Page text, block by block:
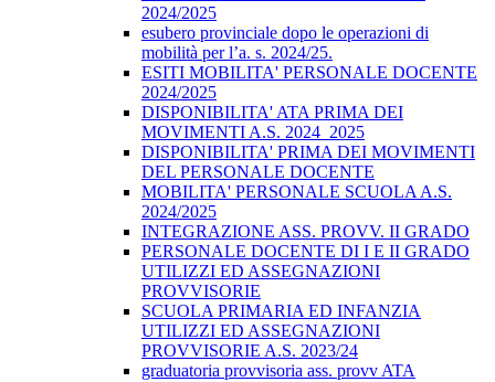
2024/2025
esubero provinciale dopo le operazioni di
mobilità per l’a. s. 2024/25.
ESITI MOBILITA' PERSONALE DOCENTE
2024/2025
DISPONIBILITA' ATA PRIMA DEI
MOVIMENTI A.S. 2024_2025
DISPONIBILITA' PRIMA DEI MOVIMENTI
DEL PERSONALE DOCENTE
MOBILITA' PERSONALE SCUOLA A.S.
2024/2025
INTEGRAZIONE ASS. PROVV. II GRADO
PERSONALE DOCENTE DI I E II GRADO
UTILIZZI ED ASSEGNAZIONI
PROVVISORIE
SCUOLA PRIMARIA ED INFANZIA
UTILIZZI ED ASSEGNAZIONI
PROVVISORIE A.S. 2023/24
graduatoria provvisoria ass. provv ATA